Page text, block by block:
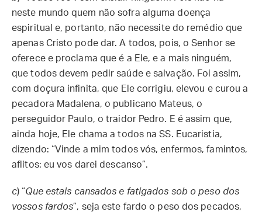
neste mundo quem não sofra alguma doença
espiritual e, portanto, não necessite do remédio que
apenas Cristo pode dar. A todos, pois, o Senhor se
oferece e proclama que é a Ele, e a mais ninguém,
que todos devem pedir saúde e salvação. Foi assim,
com doçura infinita, que Ele corrigiu, elevou e curou a
pecadora Madalena, o publicano Mateus, o
perseguidor Paulo, o traidor Pedro. E é assim que,
ainda hoje, Ele chama a todos na SS. Eucaristia,
dizendo: “Vinde a mim todos vós, enfermos, famintos,
aflitos: eu vos darei descanso”.
c) “Que estais cansados e fatigados sob o peso dos
vossos fardos”, seja este fardo o peso dos pecados,